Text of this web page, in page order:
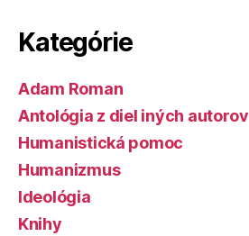
Kategórie
Adam Roman
Antológia z diel iných autorov
Humanistická pomoc
Humanizmus
Ideológia
Knihy